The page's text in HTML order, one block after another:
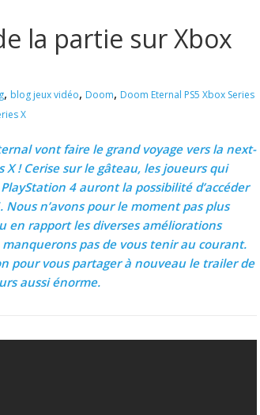
la partie sur Xbox
, blog jeux vidéo, Doom, Doom Eternal PS5 Xbox Series
X
vont faire le grand voyage vers la next-
! Cerise sur le gâteau, les joueurs qui
4 auront la possibilité d’accéder
n’avons pour le moment pas plus
en rapport les diverses améliorations
pas de vous tenir au courant.
pour vous partager à nouveau le trailer de
aussi énorme.